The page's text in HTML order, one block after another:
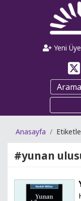
Yeni Üye
Anasayfa
#yunan